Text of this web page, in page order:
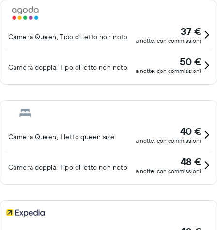
Camera Queen, Tipo di letto non noto 37 €
a notte, con commissioni
Camera doppia, Tipo di letto non noto 50 €
a notte, con commissioni
Camera Queen, 1 letto queen size 40 €
a notte, con commissioni
Camera doppia, Tipo di letto non noto 48 €
a notte, con commissioni